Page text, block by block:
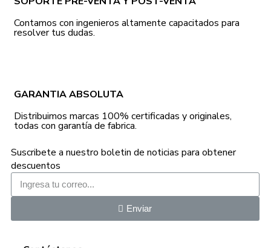
Contamos con ingenieros altamente capacitados para
resolver tus dudas.
GARANTIA ABSOLUTA
Distribuimos marcas 100% certificadas y originales,
todas con garantía de fabrica.
Suscribete a nuestro boletin de noticias para obtener
descuentos
Enviar